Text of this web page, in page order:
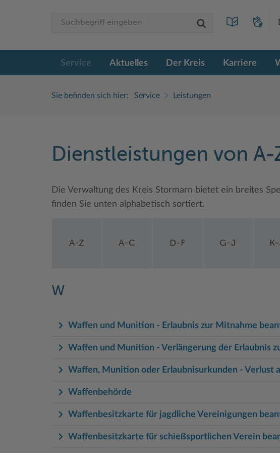
Service Aktuelles Der Kreis Karriere
Sie befinden sich hier: Service Leistungen
Dienstleistungen von A-
Die Verwaltung des Kreis Stormarn bietet ein breites
finden Sie unten alphabetisch sortiert.
A-Z A-C D-F G-J
W
Waffen und Munition - Erlaubnis zur Mitnahme
Waffen und Munition - Verlängerung der Erlaubnis
Waffen, Munition oder Erlaubnisurkunden - Verlust
Waffenbehörde
Waffenbesitzkarte für jagdliche Vereinigungen
Waffenbesitzkarte für schießsportlichen Verein